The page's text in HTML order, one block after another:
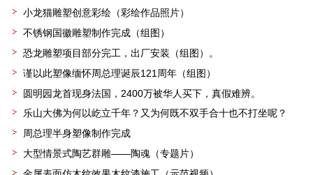
小龙猫雕塑创意彩绘（彩绘作品照片）
不锈钢国徽雕塑制作完成（组图）
恐龙雕塑项目部分完工，出厂安装（组图）。
谨以此塑像缅怀周总理诞辰121周年（组图）
圆明园龙首现身法国，2400万被华人买下，真假难辨。
乐山大佛为何以屹立千年？又为何既不双手合十也不打坐呢？
周总理半身塑像制作完成
大型情景式陶艺群雕——陶魂（专题片）